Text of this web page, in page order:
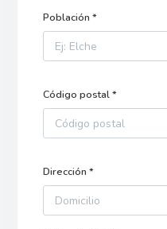
Población *
Código postal *
Dirección *